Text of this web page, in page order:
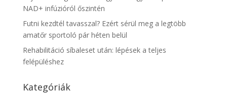
NAD+ infúzióról őszintén
Futni kezdtél tavasszal? Ezért sérül meg a legtöbb
amatőr sportoló pár héten belül
Rehabilitáció síbaleset után: lépések a teljes
felépüléshez
Kategóriák